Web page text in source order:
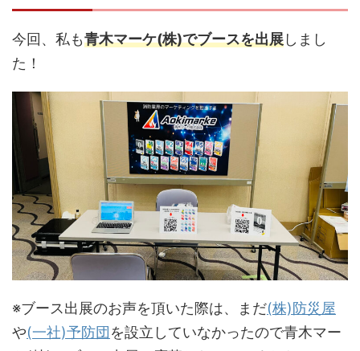
今回、私も青木マーケ(株)でブースを出展しまし
た！
※ブース出展のお声を頂いた際は、まだ(株)防災屋
や(一社)予防団を設立していなかったので青木マー